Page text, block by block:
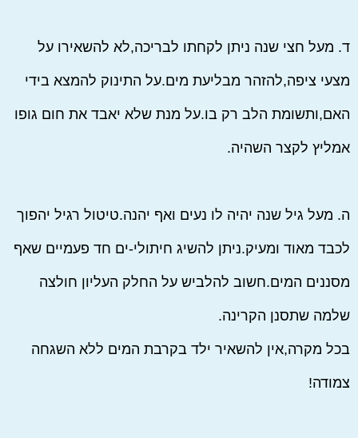
ד. מעל חצי שנה ניתן לקחתו לבריכה,לא להשאירו על
מצעי ציפה,להזהר מבליעת מים.על התינוק להמצא בידי
האם,ותשומת הלב רק בו.על מנת שלא יאבד את חום גופו
אמליץ לקצר השהיה.
ה. מעל גיל שנה יהיה לו נעים ואף יהנה.טיטול רגיל יהפוך
לכבד מאוד ומעיק.ניתן להשיג חיתולי-ים חד פעמיים שאף
מסננים המים.חשוב להלביש על החלק העליון חולצה
שלמה שתסנן הקרינה.
בכל מקרה,אין להשאיר ילד בקרבת המים ללא השגחה
צמודה!